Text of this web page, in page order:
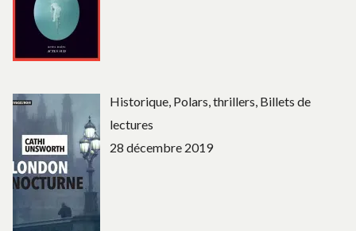
Historique, Polars, thrillers, Billets de
lectures
28 décembre 2019